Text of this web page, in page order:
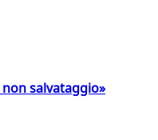
non salvataggio»